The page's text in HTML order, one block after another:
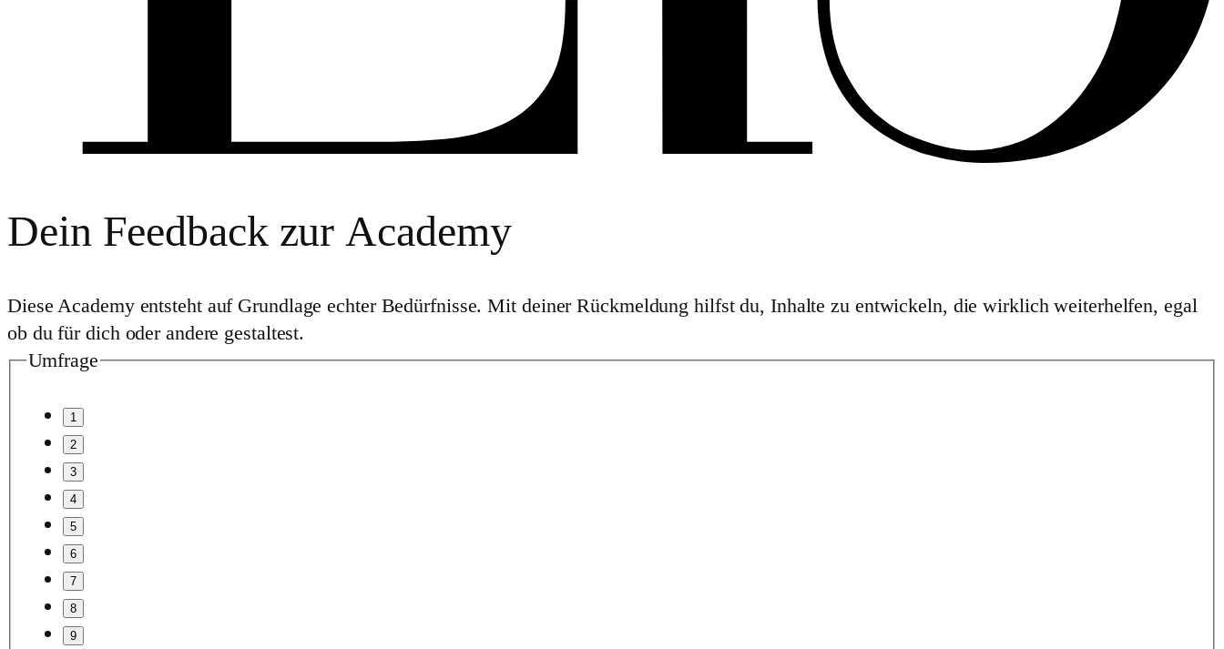
Dein Feedback zurAcademy
Diese Academy entsteht auf Grundlage echter Bedürfnisse. Mit deiner Rückmeldung hilfst du, Inhalte zu entwickeln, die wirklich weiterhelfen, egal
ob du für dich oder andere gestaltest.
Umfrage